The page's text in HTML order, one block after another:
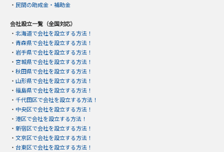
・ 民間の助成金・補助金
会社設立一覧（全国対応）
・ 北海道で会社を設立する方法！
・ 青森県で会社を設立する方法！
・ 岩手県で会社を設立する方法！
・ 宮城県で会社を設立する方法！
・ 秋田県で会社を設立する方法！
・ 山形県で会社を設立する方法！
・ 福島県で会社を設立する方法！
・ 千代田区で会社を設立する方法！
・ 中央区で会社を設立する方法！
・ 港区で会社を設立する方法！
・ 新宿区で会社を設立する方法！
・ 文京区で会社を設立する方法！
・ 台東区で会社を設立する方法！